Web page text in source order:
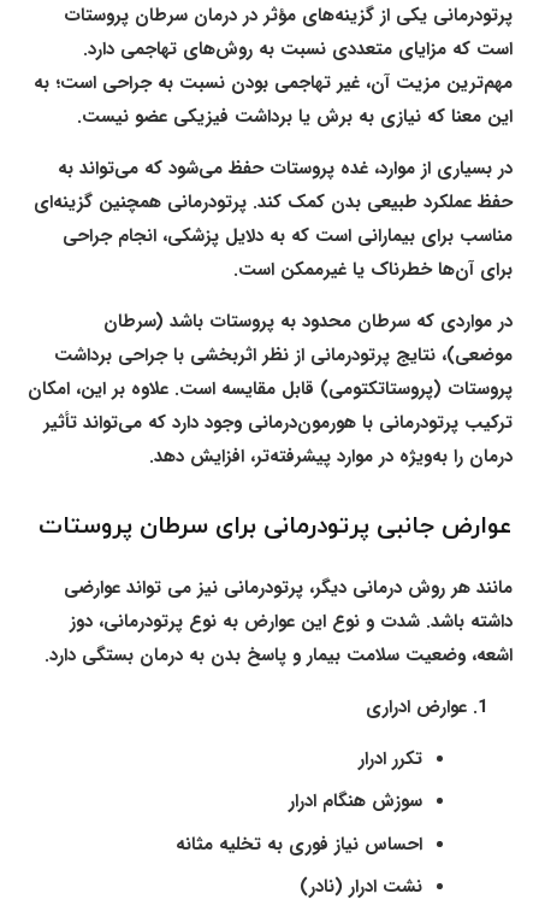
پرتودرمانی یکی از گزینه‌های مؤثر در درمان سرطان پروستات
است که مزایای متعددی نسبت به روش‌های تهاجمی دارد.
مهم‌ترین مزیت آن، غیر تهاجمی بودن نسبت به جراحی است؛ به
این معنا که نیازی به برش یا برداشت فیزیکی عضو نیست.
در بسیاری از موارد، غده پروستات حفظ می‌شود که می‌تواند به
حفظ عملکرد طبیعی بدن کمک کند. پرتودرمانی همچنین گزینه‌ای
مناسب برای بیمارانی است که به دلایل پزشکی، انجام جراحی
برای آن‌ها خطرناک یا غیرممکن است.
در مواردی که سرطان محدود به پروستات باشد (سرطان
موضعی)، نتایج پرتودرمانی از نظر اثربخشی با جراحی برداشت
پروستات (پروستاتکتومی) قابل مقایسه است. علاوه بر این، امکان
ترکیب پرتودرمانی با هورمون‌درمانی وجود دارد که می‌تواند تأثیر
درمان را به‌ویژه در موارد پیشرفته‌تر، افزایش دهد.
عوارض جانبی پرتودرمانی برای سرطان پروستات
مانند هر روش درمانی دیگر، پرتودرمانی نیز می تواند عوارضی
داشته باشد. شدت و نوع این عوارض به نوع پرتودرمانی، دوز
اشعه، وضعیت سلامت بیمار و پاسخ بدن به درمان بستگی دارد.
عوارض ادراری
تکرر ادرار
سوزش هنگام ادرار
احساس نیاز فوری به تخلیه مثانه
نشت ادرار (نادر)